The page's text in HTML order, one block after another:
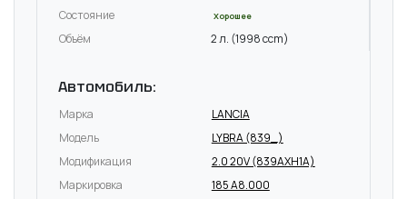
Состояние
Хорошее
Объём 2 л. (1998 ccm)
Автомобиль:
Марка
LANCIA
Модель
LYBRA (839_)
Модификация
2.0 20V (839AXH1A)
Маркировка
185 A8.000